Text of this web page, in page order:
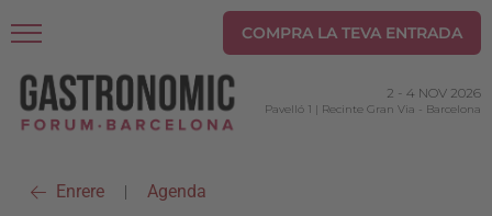
COMPRA LA TEVA ENTRADA
2 - 4 NOV 2026
Pavelló 1 | Recinte Gran Via - Barcelona
Enrere | Agenda